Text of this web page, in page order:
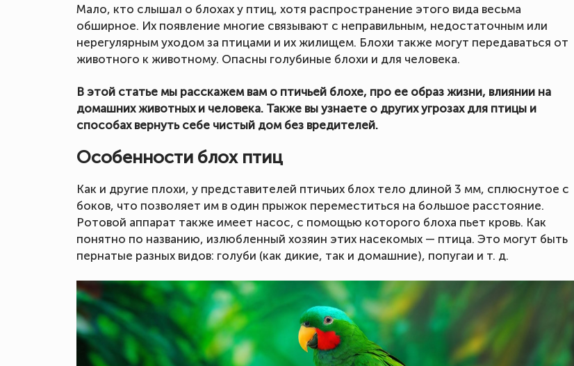
Мало, кто слышал о блохах у птиц, хотя распространение этого вида весьма
обширное. Их появление многие связывают с неправильным, недостаточным или
нерегулярным уходом за птицами и их жилищем. Блохи также могут передаваться от
животного к животному. Опасны голубиные блохи и для человека.
В этой статье мы расскажем вам о птичьей блохе, про ее образ жизни, влиянии на
домашних животных и человека. Также вы узнаете о других угрозах для птицы и
способах вернуть себе чистый дом без вредителей.
Особенности блох птиц
Как и другие плохи, у представителей птичьих блох тело длиной 3 мм, сплюснутое с
боков, что позволяет им в один прыжок переместиться на большое расстояние.
Ротовой аппарат также имеет насос, с помощью которого блоха пьет кровь. Как
понятно по названию, излюбленный хозяин этих насекомых — птица. Это могут быть
пернатые разных видов: голуби (как дикие, так и домашние), попугаи и т. д.